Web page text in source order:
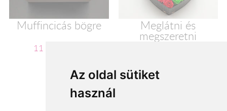
Az oldal sütiket
használ
Muffincicás bögre
11 600 Ft-tól
Meglátni és
megszeretni
1 2